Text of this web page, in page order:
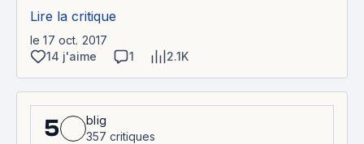
Lire la critique
le 17 oct. 2017
14 j'aime
1 2.1K
5
blig
357 critiques